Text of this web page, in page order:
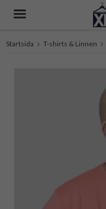
Startsida T-shirts & Linnen